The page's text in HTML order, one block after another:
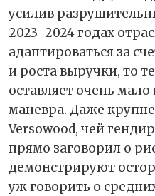
усилив
2023–2024 годах
адаптироваться за
и роста выручки, то
оставляет очень
маневра. Даже
Versowood, чей
прямо заговорил о
демонстрируют
уж говорить о